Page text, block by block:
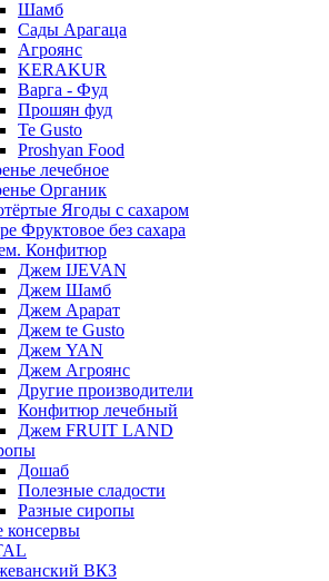
Шамб
Сады Арагаца
Агроянс
KERAKUR
Варга - Фуд
Прошян фуд
Te Gusto
Proshyan Food
лечебное
Органик
Ягоды с сахаром
Фруктовое без сахара
Конфитюр
Джем IJEVAN
Джем Шамб
Джем Арарат
Джем te Gusto
Джем YAN
Джем Агроянс
Другие производители
Конфитюр лечебный
Джем FRUIT LAND
Дошаб
Полезные сладости
Разные сиропы
ВКЗ